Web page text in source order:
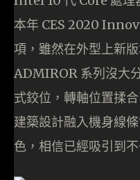
本年 CES 2020
項，雖然在外型上新
ADMIROR 系列沒大
式鉸位，轉軸位置揉
建築設計融入機身線
色，相信已經吸引到不